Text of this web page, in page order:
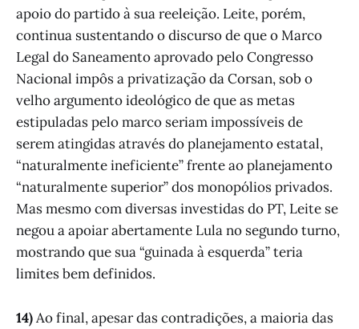
apoio do partido à sua reeleição. Leite, porém,
continua sustentando o discurso de que o Marco
Legal do Saneamento aprovado pelo Congresso
Nacional impôs a privatização da Corsan, sob o
velho argumento ideológico de que as metas
estipuladas pelo marco seriam impossíveis de
serem atingidas através do planejamento estatal,
“naturalmente ineficiente” frente ao planejamento
“naturalmente superior” dos monopólios privados.
Mas mesmo com diversas investidas do PT, Leite se
negou a apoiar abertamente Lula no segundo turno,
mostrando que sua “guinada à esquerda” teria
limites bem definidos.
14)Ao final, apesar das contradições, a maioria das